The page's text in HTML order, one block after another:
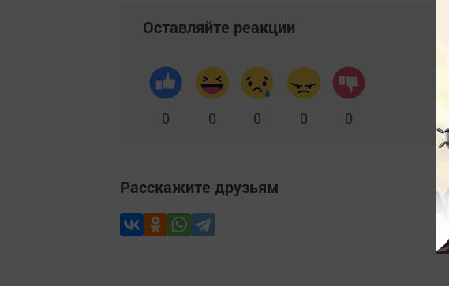
Оставляйте реакции
0 0 0 0 0
Расскажите друзьям